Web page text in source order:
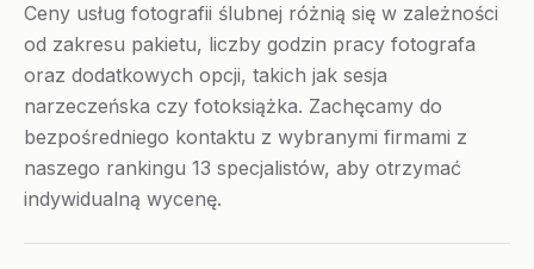
Ceny usług fotografii ślubnej różnią się w zależności
od zakresu pakietu, liczby godzin pracy fotografa
oraz dodatkowych opcji, takich jak sesja
narzeczeńska czy fotoksiążka. Zachęcamy do
bezpośredniego kontaktu z wybranymi firmami z
naszego rankingu 13 specjalistów, aby otrzymać
indywidualną wycenę.